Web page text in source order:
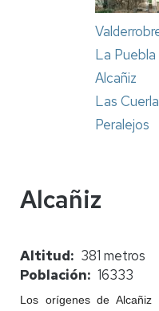
La Puebla
Alcañiz
Las
Peralejos
Alcañiz
Altitud
381 metros
Población
16333
Los orígenes de Alcañiz